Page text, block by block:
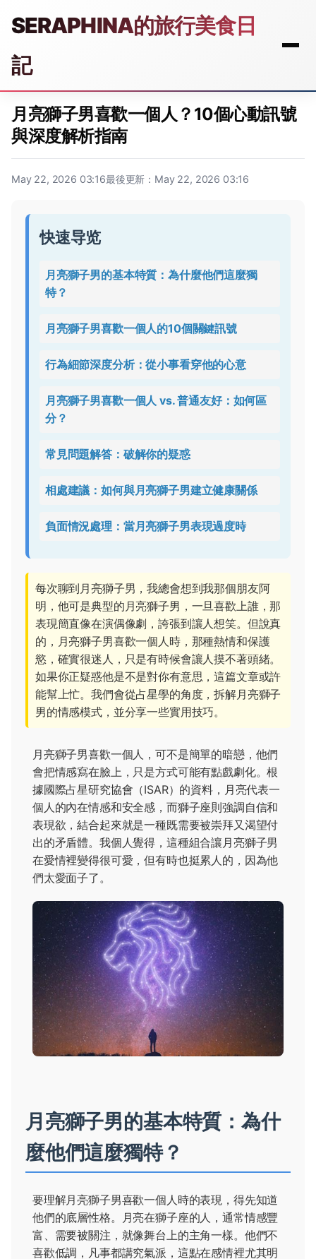
SERAPHINA的旅行美食日
記
月亮獅子男喜歡一個人？10個心動訊號
與深度解析指南
May 22, 2026 03:16最後更新：May 22, 2026 03:16
快速导览
月亮獅子男的基本特質：為什麼他們這麼獨
特？
月亮獅子男喜歡一個人的10個關鍵訊號
行為細節深度分析：從小事看穿他的心意
月亮獅子男喜歡一個人 vs. 普通友好：如何區
分？
常見問題解答：破解你的疑惑
相處建議：如何與月亮獅子男建立健康關係
負面情況處理：當月亮獅子男表現過度時
每次聊到月亮獅子男，我總會想到我那個朋友阿
明，他可是典型的月亮獅子男，一旦喜歡上誰，那
表現簡直像在演偶像劇，誇張到讓人想笑。但說真
的，月亮獅子男喜歡一個人時，那種熱情和保護
慾，確實很迷人，只是有時候會讓人摸不著頭緒。
如果你正疑惑他是不是對你有意思，這篇文章或許
能幫上忙。我們會從占星學的角度，拆解月亮獅子
男的情感模式，並分享一些實用技巧。
月亮獅子男喜歡一個人，可不是簡單的暗戀，他們
會把情感寫在臉上，只是方式可能有點戲劇化。根
據國際占星研究協會（ISAR）的資料，月亮代表一
個人的內在情感和安全感，而獅子座則強調自信和
表現欲，結合起來就是一種既需要被崇拜又渴望付
出的矛盾體。我個人覺得，這種組合讓月亮獅子男
在愛情裡變得很可愛，但有時也挺累人的，因為他
們太愛面子了。
月亮獅子男的基本特質：為什
麼他們這麼獨特？
要理解月亮獅子男喜歡一個人時的表現，得先知道
他們的底層性格。月亮在獅子座的人，通常情感豐
富、需要被關注，就像舞台上的主角一樣。他們不
喜歡低調，凡事都講究氣派，這點在感情裡尤其明